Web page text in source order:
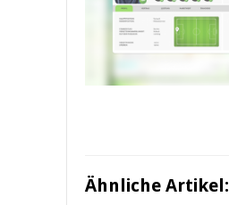
Ähnliche Artikel: